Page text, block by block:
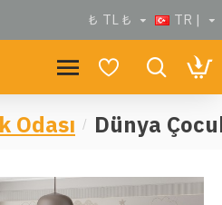
₺ TL ₺ TR |
Odası Dünya